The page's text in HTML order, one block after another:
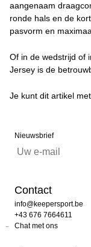
aangenaam
ronde hals en de
pasvorm en
Of in de wedstrijd of
Jersey is de
Je kunt dit artikel
Nieuwsbrief
Contact
info@keepersport.be
+43 676 7664611
Chat met ons